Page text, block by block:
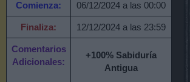
Comienza: 06/12/2024 a las 00:00
Finaliza: 12/12/2024 a las 23:59
Comentarios
Adicionales:
+100% Sabiduría
Antigua